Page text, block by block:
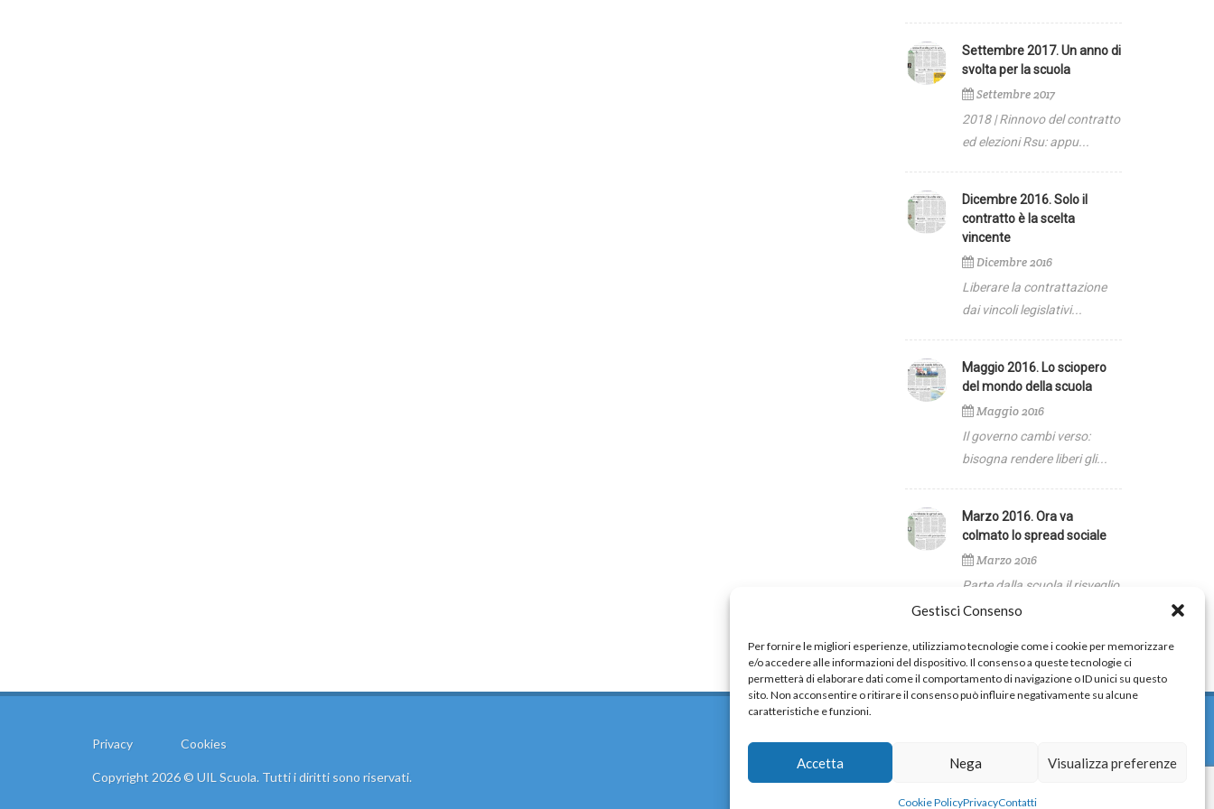
Gestisci Consenso
Per fornire le migliori esperienze, utilizziamo tecnologie come i cookie per memorizzare
e/o accedere alle informazioni del dispositivo. Il consenso a queste tecnologie ci
permetterà di elaborare dati come il comportamento di navigazione o ID unici su questo
sito. Non acconsentire o ritirare il consenso può influire negativamente su alcune
caratteristiche e funzioni.
Accetta Nega Visualizza preferenze
Cookie PolicyPrivacyContatti
Settembre 2017. Un anno di
svolta per la scuola
Settembre 2017
2018 | Rinnovo del contratto
ed elezioni Rsu: appu...
Dicembre 2016. Solo il
contratto è la scelta
vincente
Dicembre 2016
Liberare la contrattazione
dai vincoli legislativi...
Maggio 2016. Lo sciopero
del mondo della scuola
Maggio 2016
Il governo cambi verso:
bisogna rendere liberi gli...
Marzo 2016. Ora va
colmato lo spread sociale
Marzo 2016
Parte dalla scuola il risveglio
del paese, con il ...
Privacy Cookies
Copyright 2026 © UIL Scuola. Tutti i diritti sono riservati.